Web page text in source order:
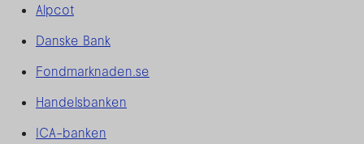
Alpcot
Danske Bank
Fondmarknaden.se
Handelsbanken
ICA-banken